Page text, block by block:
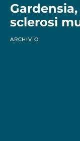
sclerosi
ARCHIVIO